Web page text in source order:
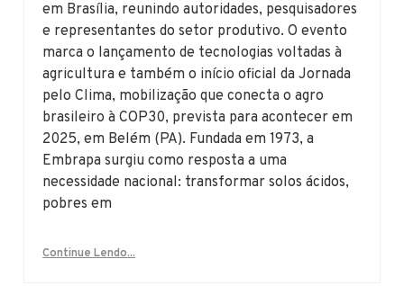
em Brasília, reunindo autoridades, pesquisadores
e representantes do setor produtivo. O evento
marca o lançamento de tecnologias voltadas à
agricultura e também o início oficial da Jornada
pelo Clima, mobilização que conecta o agro
brasileiro à COP30, prevista para acontecer em
2025, em Belém (PA). Fundada em 1973, a
Embrapa surgiu como resposta a uma
necessidade nacional: transformar solos ácidos,
pobres em
Continue Lendo...